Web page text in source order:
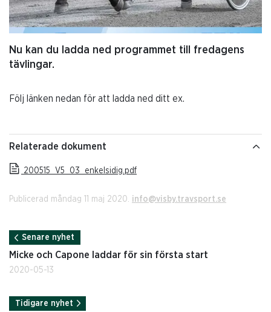
Nu kan du ladda ned programmet till fredagens
tävlingar.
Följ länken nedan för att ladda ned ditt ex.
Relaterade dokument
200515_V5_03_enkelsidig.pdf
Publicerad måndag 11 maj 2020. info@visby.travsport.se
Senare nyhet
Micke och Capone laddar för sin första start
2020-05-13
Tidigare nyhet